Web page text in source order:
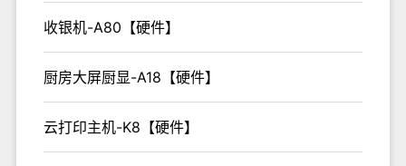
收银机-A80【硬件】
厨房大屏厨显-A18【硬件】
云打印主机-K8【硬件】